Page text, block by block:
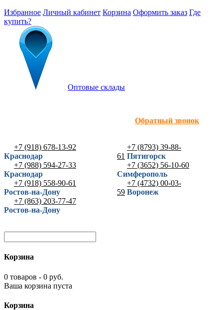
Избранное Личный кабинет Корзина Оформить заказ Где
купить?
Оптовые склады
Обратный звонок
+7 (918) 678-13-92
Краснодар
+7 (988) 594-27-33
Краснодар
+7 (918) 558-90-61
Ростов-на-Дону
+7 (863) 203-77-47
Ростов-на-Дону
+7 (8793) 39-88-
61 Пятигорск
+7 (3652) 56-10-60
Симферополь
+7 (4732) 00-03-
59 Воронеж
Корзина
0 товаров - 0 руб.
Ваша корзина пуста
Корзина